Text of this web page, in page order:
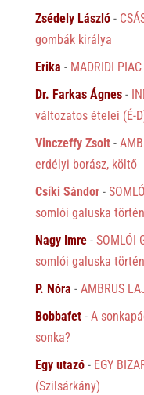
Zsédely László-
gombák királya
Erika - MADRIDI
Dr. Farkas Ágnes-
változatos ételei (É-
Vinczeffy Zsolt-
erdélyi borász, költő
Csíki Sándor-
somlói galuska
Nagy Imre- SOMLÓI
somlói galuska
P. Nóra - AMBRUS
Bobbafet- A
sonka?
Egy utazó- EGY
(Szilsárkány)